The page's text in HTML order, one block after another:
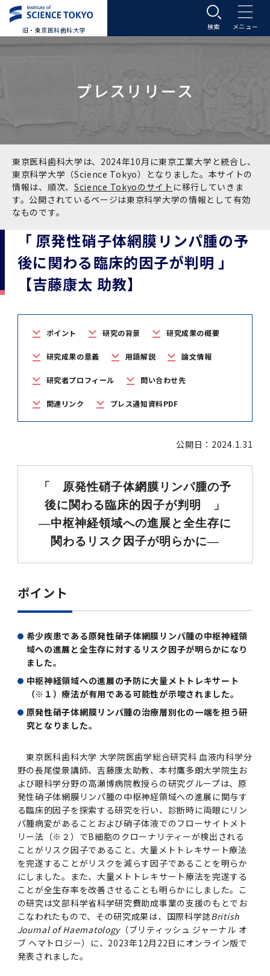
旧・東京医科歯科大学
大学案内トップ
学長メッセージ
基本理念・沿革
基本理念・沿革トップ
沿革
建物沿革
歴代校長及び学長
学生歌
ブランド
東京医科歯科大学の特色
学問と教育の聖地 湯島に建つ東京医科歯科大
学
研究について
医療について
東京医科歯科大学の誓い
アクセストップ
キャンパスマップ
運営組織
運営組織トップ
大学組織一覧
学長・役員
副学長
役員会
経営協議会
教育研究評議会
広報誌・刊行物
広報誌・刊行物トップ
大学紹介動画
キャンパスライフ編
留学制度編
多職種連携教育編
学長×歯学部学生懇談
東京医科歯科大学の歴史
大学概要（冊子）
広報誌
広報誌トップ
広報誌「Bloom! 医科歯科大」
学内向け広報誌「TMDUニュース」
医歯大ひろば
大学案内 【受験生向け】（冊子）
写真で綴る 東京医科歯科大学
第1回『学びの地』
第2回『教育 講義・実習の軌跡』
大学の計画と評価
大学の計画と評価トップ
大学評価の制度について
概説
１．国立大学法人評価
２．大学認証評価
1-1．第４期中期目標・中期計画等について【6
年間】トップ
第１期 中期目標・中期計画等について
第２期 中期目標・中期計画等について
第３期中期目標・中期計画等について
1-2.年度計画・年度評価等について【第1期～
第3期】
1-2.年度計画・年度評価等について【第1期～
第3期】トップ
等について
等について
（第３期中期目標期間中）年度計画・年度評価
等について
2．認証評価
3．自己点検・評価
4．指定国立大学法人構想に関する進捗状況に
ついて
関連リンク先
四大学連合
四大学連合トップ
四大学連合憲章等トップ
四大学連合憲章
「大学院学生の教育研究交流」に関する協定書
「複合領域コース｣｢編入学｣及び｢複数学士号｣
に関する協定書
「複合領域コース」の履修者に係る「編入学」
及び「複数学士号」に関する実施細目
複合領域コース(四大学共通)
複合領域コース(四大学共通)トップ
複合領域コースについて
編入学制度について（複数学士号）
複合領域コース（東京医科歯科大学）
三大学連合（外部サイト）
大学）
情報公開・個人情報
情報公開制度
個人情報保護制度
統合報告書
統計データ
土地・建物及び所在地／関係施設位置図
東京医科歯科大学規則集
その他の情報公開
会計監査人候補者の決定について
教育等の情報
動物実験等に関する情報
企業等からの資金提供状況の公表
女性活躍推進法による一般事業主行動計画
次世代育成支援対策推進法による一般事業主行
動計画
男性職員の育児休業等取得推進宣言
ダイバーシティ
ダイバーシティトップ
ジョン推進宣言等
東京医科歯科大学ダイバーシティ＆インクルー
ジョン推進宣言等トップ
東京医科歯科大学ダイバーシティ＆インクルー
ジョン推進宣言／基本方針／アクション・プラ
女性活躍推進法による一般事業主行動計画
次世代育成支援対策推進法による一般事業主行
動計画
女性の活躍推進に向けた取り組み
次世代認定マーク「くるみん」を取得しました
（基準適合一般事業主認定）
わくわく保育園（学内保育施設）
障がいのある学生のサポートについて
コンプライアンス・ハラスメント
ハラスメントへの対応について
公益通報について
入学案内トップ
大学案内
学部受験生向け「大学案内」（冊子）
学部入学案内トップ
アドミッション・ポリシー
入試制度
入試制度トップ
学部入試の変更点（予告）
これまでの学部入試変更点
学部などについて
学部などについてトップ
医学部
歯学部
生体材料工学研究所
国際交流サイト
研究情報サイト
研究テーマ検索システム
学生生活などについて
授業料・入学料・検定料
奨学金について
入学料・授業料の免除・徴収猶予について
学生寮について
アパート等の紹介
学生保険制度について
卒業後の進路データ
大学祭
留学について
イベントトップ
オープンキャンパス
医学部医学科サマープログラム
オンライン個別進学相談
地域特別枠推薦選抜説明会
入試説明会
キャンパス見学 ※現在は受け付けておりませ
ん
ILA国府台 公開講座等のお知らせ
キャンパス紹介
資料請求
合格発表
試験問題及び解答例等の公表
大学院入学案内
大学院入学案内トップ
募集要項
募集要項トップ
医歯学総合研究科
FAQ
医歯学総合研究科博士課程 国際連携専攻（ジ
ョイント・ディグリープログラム：JDP）
WEB出願
アドミッション・ポリシー
TOEFL-ITP試験結果（スコアレポート）の返
却について
大学院入学希望者向け入試説明会
学費・入学金・奨学金について
学費・入学金・奨学金についてトップ
入学料・授業料の免除・徴収猶予について
大学院医歯学総合研究科生体検査科学講座
お問い合わせ
聴講生・科目等履修生および大学院研究生募集
聴講生・科目等履修生および大学院研究生募集
医学部
歯学部
難治疾患研究所
大学院研究生
大学院保健衛生学研究科
入学に関するお問い合わせ窓口
学生生活
学生生活トップ
Science Tokyo SPRING (医歯学系)
今後の博士学生向け支援制度について
令和8年度（2026年度）総合知と癒しの次世代
令和7年度（2025年度）「総合知と癒しの次世
代フロントランナー育成プログラム Science
Tokyo SPRING(医歯学系)」対象学生の春募集
Call for Applications to Science Tokyo
Post-SPRING（MD）Program for the 2026
Academic Year by Eligible Students
(*Spring admission)
Call for Applications to Science Tokyo
SPRING（MD）Program for the 2025
令和７年度（２０２５年度）総合知と癒しの次
系）「Science Tokyo SPRING (医歯学系)」
（旧TMDU卓越大学院生制度）対象学生（秋入
学対象）の募集について
Call for Applications to Science Tokyo
SPRING（MD）Program for the 2024
Academic Year by Eligible Students
令和６年度（２０２４年度）総合知と癒しの次
世代フロントランナー育成プログラム（医歯学
系）「Science Tokyo SPRING (医歯学系)」
（旧TMDU卓越大学院生制度）対象学生（秋入
学対象）の募集について
Call for Applications to TMDU-SPRING
Program (formerly the TMDU WISE
Program) for the 2024 Academic Year
令和6年度（2024年度）東京医科歯科大学
「TMDU-SPRING」対象学生の募集について
（※春入学対象）について
Science Tokyo BOOST (医歯学系)トップ
令和8年度（2026年度）トップレベルAI研究の
系）生）の募集について
令和7年度トップレベルAI研究のための共創型
エキスパート人材育成プログラム対象学生（医
歯学系-BOOST生）の募集について
AI研究のための共創型エキスパート人材育成プ
ログラム 対象学生（TMDU-BOOST生）の募
集について
CS（クリニシャン・サイエンティスト）養成支
援制度
令和８年度（2026年度）CS（クリニシャン・
サイエンティスト）養成支援制度の募集につい
Call for Applications for the Clinician
四大学連合･複合領域コース
教育要項（学部シラバス）
保健衛生学研究科科目等履修生について
入学料・授業料・奨学金トップ
授業料・入学料・検定料
授業料・入学料・検定料
入学料・授業料免除・徴収猶予について
(Admission & Tuition
Exemption/Deferment)
入学料・授業料免除・徴収猶予について
(Admission & Tuition
入学料・授業料免除・徴収猶予について
(Admission & Tuition
Exemption/Deferment)トップ
請について（Admission Fee
Exemption&Admission Fee Deferment）
「修学支援に対する相談窓口」を設置しまし
た。
高等教育の修学支援制度
奨学金について
奨学金についてトップ
財団法人・地方公共団体等奨学金
2025年度国立大学臨床検査学系博士後期課程
優秀賞募集について
日本学生支援機構
留学情報
学生生活サポート
アルバイトについて
アパート等の紹介
学生保険制度について
国民年金について
ピアサポーター
証明書関係
証明書関係トップ
教養部在学生
医学部在学生
歯学部在学生
大学院在学生
附属学校在学生
障がいのある学生サポート
障がいのある学生サポートトップ
修学上の支援について
学生相談支援室
障害を理由とする差別の解消の推進に関する対
応要領
バリアフリーマップ
困りごと対策貸出グッズ
文部科学省からのお知らせ
令和７年度（２０２５年度）新入生向けPC購
入推奨仕様書
令和６年度（２０２４年度）東京医科歯科大学
「研究者早期育成コース」採用決定通知書授与
式を行いました。
令和５年度（２０２３年度）東京医科歯科大学
「研究者早期育成コース及び研究者養成コー
ス」採用決定通知書授与式を行いました。
就職・キャリア支援
就職・キャリア支援トップ
企業・官公庁・医療機関の皆様へ
在学生向け
学校推薦・求人情報について
学内就職支援イベント
学外就職支援イベント
インターンシップ
就職支援サイトリンク集
就職支援ガイド
外国人留学生の就職情報について
就職活動体験談について
OB・OG情報について
内定取り消しについて
卒業後の進路及び卒業者数
サークル・学園祭
サークル・学園祭トップ
お茶の水祭
施設利用
施設利用トップ
学生・女性支援センター
わくわく保育園
フィットネスルーム・売店
国立美術館キャンパスメンバーズ
ボランティア
台風等の自然災害や交通機関運休による休講措
置（湯島地区）Class Cancellation Measures
due to Natural Disasters, such as
Typhoons, and Transportation
Cancellation (for the Yushima area)
Students
教育研究組織等
教育研究組織等トップ
教育理念トップ
ポリシー
ポリシートップ
医学部（医学科･保健衛生学科）
歯学部（歯学科･口腔保健学科）
大学院保健衛生学研究科
医学部（医学科･保健衛生学科）
医学部（医学科･保健衛生学科）トップ
医学科
保健衛生学科 【検査技術学専攻】
歯学部（歯学科･口腔保健学科）
歯学部（歯学科･口腔保健学科）トップ
口腔保健学科【口腔保健衛生学専攻】
口腔保健学科【口腔保健工学専攻】
大学院医歯学総合研究科
修士課程 医歯理工保健学専攻
修士課程 医歯理工保健学専攻【医療管理政策
学（MMA）コース】
博士課程 医歯学専攻
博士課程 生命理工医療科学専攻
大学院保健衛生学研究科トップ
博士課程看護先進科学専攻
博士課程共同災害看護学専攻
医学部（医学科･保健衛生学科）
歯学部（歯学科･口腔保健学科）
教養部
教養部トップ
公開講座・公開シンポジウム・講演会等のお知
らせ
大学院医歯学総合研究科
大学院医歯学総合研究科トップ
修士課程 医歯理工保健学専攻トップ
分野構成
ス）
修士課程 医歯理工保健学専攻【医療管理政策
学（MMA）コース】
修士課程 医歯理工保健学専攻 グローバルヘル
スリーダー養成 (MPH) コース
博士課程 医歯学専攻
博士課程 医歯学専攻トップ
概要
分野構成
医歯学総合研究科博士課程医歯学系専攻履修要
項（シラバス）
博士課程 国際連携専攻（ジョイント・ディグリ
ー・プログラム：JDP）
博士課程 生命理工医療科学専攻
博士課程 生命理工医療科学専攻トップ
概要
分野構成
医歯学総合研究科博士課程生命理工学系専攻履
修要項（シラバス）
履修要項（大学院シラバス）
年報
年報トップ
2024年（25.7MB）
2023年（49.5MB）
2022年（38.1 MB）
2021年（PDF：71.9 MB）
2020年 （PDF：67.8MB）
2019年 （PDF：71.7MB）
統合教育機構学務企画課
セミナー・特別講義
セミナー・特別講義トップ
2026年度
2025年度
2023年度
2024年度
設置計画履行状況報告書
大学院保健衛生学研究科
研究科長挨拶
看護先進科学専攻
５大学災害看護コンソーシアム履修の手引き
統合教育機構学務企画課
設置計画履行状況報告書
年報トップ
2024年（PDF：5.4MB）
2023年（PDF：4.5MB）
2022年（PDF：53.8 MB）
2021年（PDF：4.5 MB）
2020年 （PDF：4.6MB）
ジョイントリサーチ講座・ジョイントリサーチ
部門一覧
生体材料工学研究所
難治疾患研究所
高等研究院
大学病院トップ
医科（医系診療部門）
歯科（歯系診療部門）
スポーツサイエンス機構
M&Dデータ科学センター
統合教育機構
統合教育機構トップ
医学・歯学分野における数理・データサイエン
ス・AI教育開発事業
大学統合時の教育・学生生活について（受験生
向け）
Regarding education and student life after
the integration（For prospective
students）
大学統合時の教育・学生生活について（在学生
向け）
Regarding education and student life after
統合研究機構・統合イノベーション機構
統合研究機構・統合イノベーション機構トップ
統合イノベーション機構
統合イノベーション機構トップ
医療ビッグデータによるトータル・ヘルスケア
イノベーション創出の基盤構築プロジェクト
オープンイノベーションセンター
若手研究者支援センター（統合研究機構）
研究基盤クラスター（統合研究機構）
研究基盤クラスター（統合研究機構）トップ
リサーチコアセンター
先端医歯工学創成クラスター（統合研究機構）
先端医歯工学創成クラスター（統合研究機構）
統合研究機構から他部局へ異動したセンター
オープンイノベーションセンター
統合国際機構
統合情報機構（図書館部門・ITセキュリティ部
門）
統合情報機構（図書館部門・ITセキュリティ部
門）トップ
ITヘルプデスク（学内専用サイト）
学生支援・保健管理機構
学生支援・保健管理機構トップ
環境安全管理室
大学病院
医科（医系診療部門）
歯科（歯系診療部門）
研究・連携トップ
外部資金トップ
研究費獲得支援
産学官連携
科研費電子申請システム(外部サイト)
研究助成金
用)
GAPファンド等の公募
研究手続き
研究手続きトップ
倫理審査申請システム
臨床研究審査委員会申請システム
実験計画書のWeb申請システム(学外利用時
VPN必要)
各種実験手続き例(学内専用)
ES細胞/iPS細胞を使用する実験(学内専用)
各種委員会関係(学内専用)
特定認定再生医療等委員会
研究活動
研究活動トップ
機関リポジトリ
研究テーマ検索
research map
青い鳥広場(学内専用)
研究組織
若手研究者支援センター（YISC）
重点研究領域
統合研究機構・統合イノベーション推進機構
各種センター
高等研究院
取り組み・規制トップ
研究不正の防止
研究不正等の公表について
安全保障輸出管理(学内専用)
利益相反
臨床研究法における臨床研究の利益相反管理に
ついて
特定認定再生医療等委員会
ヒトES細胞倫理審査委員会
利益相反に関する説明会資料(ダウンロード)(学
内専用)
研究大学強化促進事業に関する情報・評価
事務部
事務部トップ
各種お問い合わせ先(事務部)
国際交流
受験生 在学生
卒業生
企業・研究者・一般の方
アクセス 学内サイト
プレスリリース
東京医科歯科大学は、2024年10月に東京工業大学と統合し、
東京科学大学（Science Tokyo）となりました。本サイトの
情報は、順次、 Science Tokyoのサイト に移行していきま
す。公開されているページは東京科学大学の情報として有効
なものです。
「 原発性硝子体網膜リンパ腫の予
後に関わる臨床的因子が判明 」
【吉藤康太 助教】
ポイント 研究の背景 研究成果の概要
研究成果の意義 用語解説 論文情報
研究者プロフィール 問い合わせ先
関連リンク プレス通知資料PDF
公開日：2024.1.31
「 原発性硝子体網膜リンパ腫の予
後に関わる臨床的因子が判明 」
―中枢神経領域への進展と全生存に
関わるリスク因子が明らかに―
ポイント
希少疾患である原発性硝子体網膜リンパ腫の中枢神経領
域への進展と全生存に対するリスク因子が明らかになり
ました。
中枢神経領域への進展の予防に大量メトトレキサート
（※１）療法が有用である可能性が示唆されました。
原発性硝子体網膜リンパ腫の治療層別化の一端を担う研
究となりました。
東京医科歯科大学 大学院医歯学総合研究科 血液内科学分
野の長尾俊景講師、吉藤康太助教、本村鷹多朗大学院生お
よび眼科学分野の高瀬博病院教授らの研究グループは、原
発性硝子体網膜リンパ腫の中枢神経領域への進展に関与す
る臨床的因子を探索する研究を行い、診断時に両眼にリン
パ腫病変があることおよび硝子体液でのフローサイトメト
リー法（※２）でB細胞のクローナリティーが検出される
ことがリスク因子であること、大量メトトレキサート療法
を完遂することがリスクを減らす因子であることを明らか
にしました。また、大量メトトレキサート療法を完遂する
ことが全生存率を改善させることも明らかにしました。こ
の研究は文部科学省科学研究費助成事業の支援のもとでお
こなわれたもので、その研究成果は、国際科学誌British
Journal of Haematology（ブリティッシュ ジャーナル オ
ブ ヘマトロジー）に、2023年12月22日にオンライン版で
発表されました。